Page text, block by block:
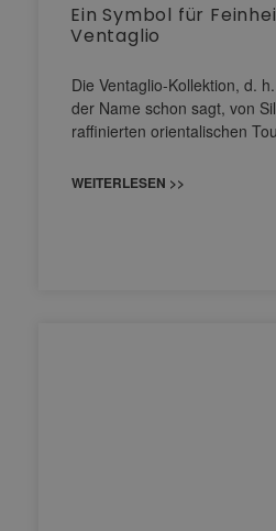
Ein Symbol für
Ventaglio
Die Ventaglio-Kollektion, d.
der Name schon sagt, von
raffinierten orientalischen
WEITERLESEN >>